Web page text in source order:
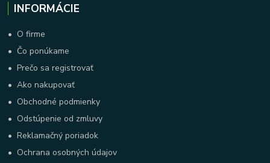
INFORMÁCIE
• O firme
• Čo ponúkame
•Prečo sa registrovať
•Ako nakupovať
• Obchodné podmienky
• Odstúpenie od zmluvy
•Reklamačný poriadok
• Ochrana osobných údajov